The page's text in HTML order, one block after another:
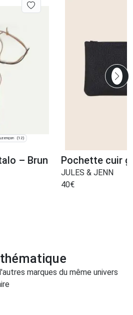
(12)
– Brun
Pochette cuir
JULES & JENN
40€
marques du même univers